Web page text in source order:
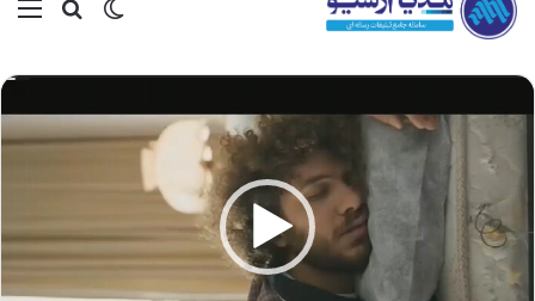
تغییر پوسته
نمایشگر
ویدیو